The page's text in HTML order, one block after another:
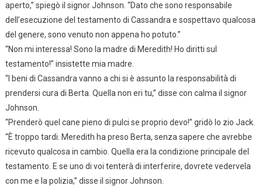
aperto,” spiegò il signor Johnson. “Dato che sono responsabile
dell’esecuzione del testamento di Cassandra e sospettavo qualcosa
del genere, sono venuto non appena ho potuto.”
“Non mi interessa! Sono la madre di Meredith! Ho diritti sul
testamento!” insistette mia madre.
“I beni di Cassandra vanno a chi si è assunto la responsabilità di
prendersi cura di Berta. Quella non eri tu,” disse con calma il signor
Johnson.
“Prenderò quel cane pieno di pulci se proprio devo!” gridò lo zio Jack.
“È troppo tardi. Meredith ha preso Berta, senza sapere che avrebbe
ricevuto qualcosa in cambio. Quella era la condizione principale del
testamento. E se uno di voi tenterà di interferire, dovrete vedervela
con me e la polizia,” disse il signor Johnson.